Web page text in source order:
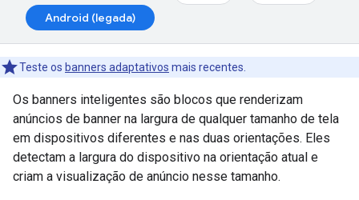
Android (legada)
Teste os banners adaptativos mais recentes.
Os banners inteligentes são blocos que renderizam
anúncios de banner na largura de qualquer tamanho de tela
em dispositivos diferentes e nas duas orientações. Eles
detectam a largura do dispositivo na orientação atual e
criam a visualização de anúncio nesse tamanho.